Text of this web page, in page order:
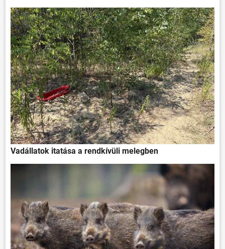
Vadállatok itatása a rendkívüli melegben